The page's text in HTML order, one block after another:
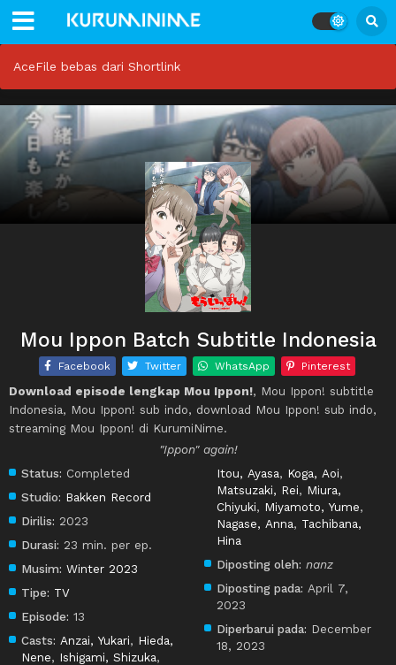
AceFile bebas dari Shortlink
Mou Ippon Batch Subtitle Indonesia
Facebook Twitter WhatsApp Pinterest
Download episode lengkap Mou Ippon!, Mou Ippon! subtitle
Indonesia, Mou Ippon! sub indo, download Mou Ippon! sub indo,
streaming Mou Ippon! di KurumiNime.
"Ippon" again!
Status: Completed
Studio: Bakken Record
Dirilis: 2023
Durasi: 23 min. per ep.
Musim: Winter 2023
Tipe: TV
Episode: 13
Casts: Anzai, Yukari, Hieda,
Nene, Ishigami, Shizuka,
Itou, Ayasa, Koga, Aoi,
Matsuzaki, Rei, Miura,
Chiyuki, Miyamoto, Yume,
Nagase, Anna, Tachibana,
Hina
Diposting oleh: nanz
Diposting pada: April 7,
2023
Diperbarui pada: December
18, 2023